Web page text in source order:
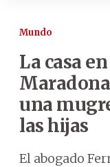
Mundo
La casa
una
las hijas
El abogado